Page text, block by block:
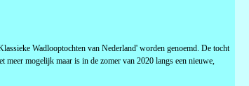
Wadlooptochten van Nederland' worden genoemd. De tocht
meer mogelijk maar is in de zomer van 2020 langs een nieuwe,